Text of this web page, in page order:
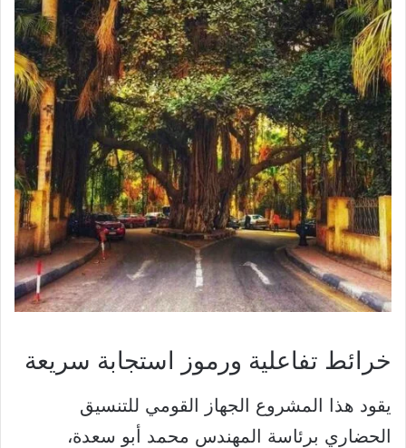
خرائط تفاعلية ورموز استجابة سريعة
يقود هذا المشروع الجهاز القومي للتنسيق
الحضاري برئاسة المهندس محمد أبو سعدة،